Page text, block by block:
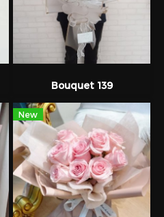
Bouquet 139
New